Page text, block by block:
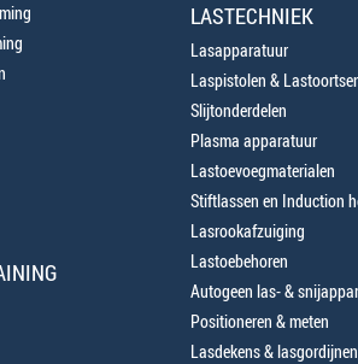
LASTECHNIEK
Lasapparatuur
Laspistolen &
Slijtonderdelen
Plasma apparatuur
Lastoevoegmaterialen
Stiftlassen en Induction
Lasrookafzuiging
Lastoebehoren
Autogeen las- &
Positioneren & meten
Lasdekens & lasgordijnen